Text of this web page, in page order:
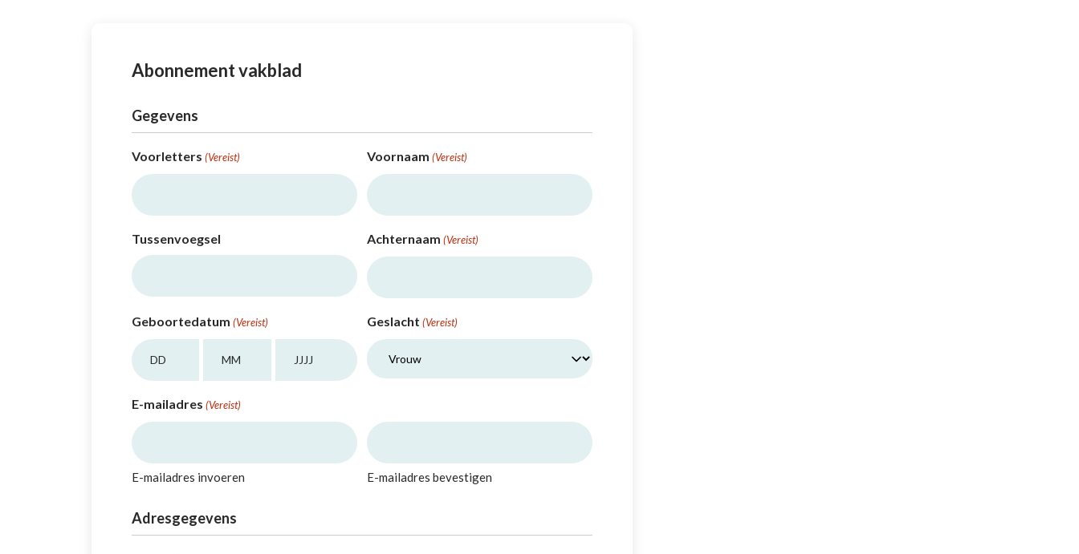
Abonnement vakblad
Gegevens
Voorletters (Vereist) Voornaam (Vereist)
Tussenvoegsel Achternaam (Vereist)
Geboortedatum (Vereist)
Dag
Geslacht (Vereist)
E-mailadres (Vereist)
E-mailadres invoeren E-mailadres bevestigen
Adresgegevens